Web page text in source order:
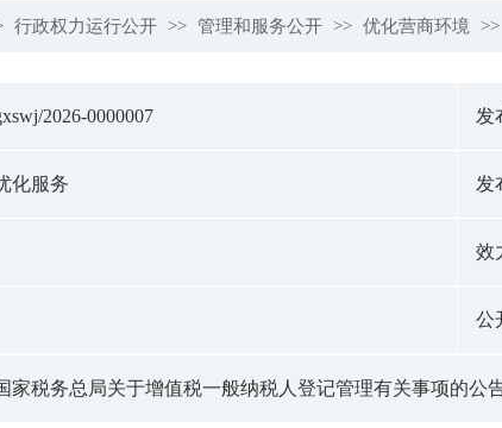
行政权力运行公开 >> 管理和服务公开 >> 优化营商环境 >>
2026-0000007 发
化服务 发
效
公
家税务总局关于增值税一般纳税人登记管理有关事项的公